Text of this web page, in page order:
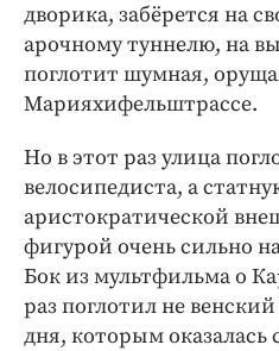
дворика, забёрется на
арочному туннелю, на
поглотит шумная,
Марияхифельштрассе.
Но в этот раз улица
велосипедиста, а
аристократической
фигурой очень сильно
Бок из мультфильма о
раз поглотил не
дня, которым оказалась